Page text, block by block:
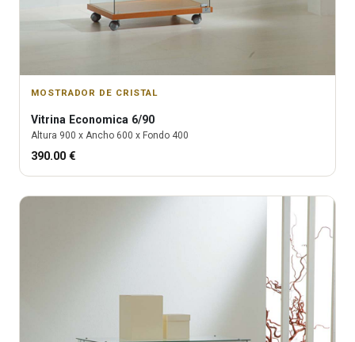
MOSTRADOR DE CRISTAL
Vitrina Economica 6/90
Altura 900 x Ancho 600 x Fondo 400
390.00 €